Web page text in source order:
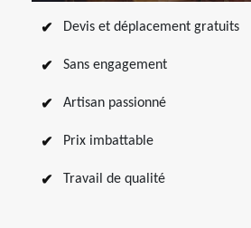
Devis et déplacement gratuits
Sans engagement
Artisan passionné
Prix imbattable
Travail de qualité